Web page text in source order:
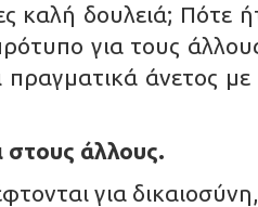
καλή δουλειά;
για τους
πραγματικά άνετος
στους άλλους.
για